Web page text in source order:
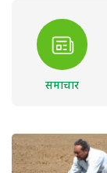
समाचार